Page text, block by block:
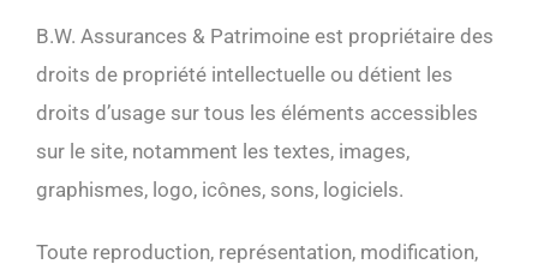
B.W. Assurances & Patrimoine est propriétaire des
droits de propriété intellectuelle ou détient les
droits d’usage sur tous les éléments accessibles
sur le site, notamment les textes, images,
graphismes, logo, icônes, sons, logiciels.
Toute reproduction, représentation, modification,